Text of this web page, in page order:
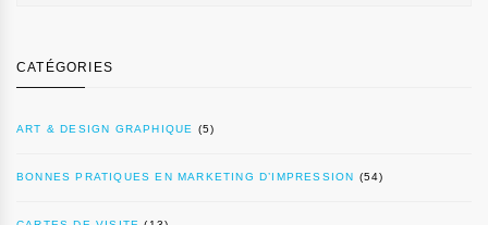
CATÉGORIES
ART & DESIGN GRAPHIQUE (5)
BONNES PRATIQUES EN MARKETING D’IMPRESSION (54)